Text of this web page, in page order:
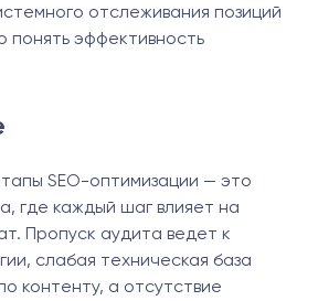
отслеживания позиций
понять эффективность
SEO-оптимизации — это
где каждый шаг влияет на
Пропуск аудита ведет к
слабая техническая база
контенту, а отсутствие